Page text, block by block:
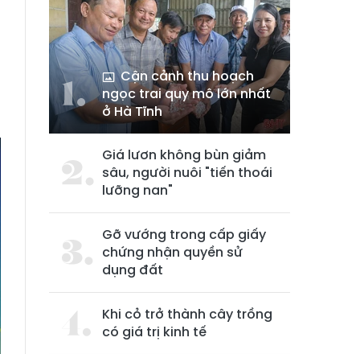
Cận cảnh thu hoạch
ngọc trai quy mô lớn nhất
ở Hà Tĩnh
Giá lươn không bùn giảm
sâu, người nuôi "tiến thoái
lưỡng nan"
Gỡ vướng trong cấp giấy
chứng nhận quyền sử
dụng đất
Khi cỏ trở thành cây trồng
có giá trị kinh tế